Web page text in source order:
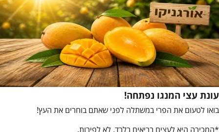
עונת עצי המנגו נפתחה!
בואו לטעום את הפרי במשתלה לפני שאתם בוחרים את העץ!
*המכירה היא לעצים בריאים בלבד, לא לפירות.